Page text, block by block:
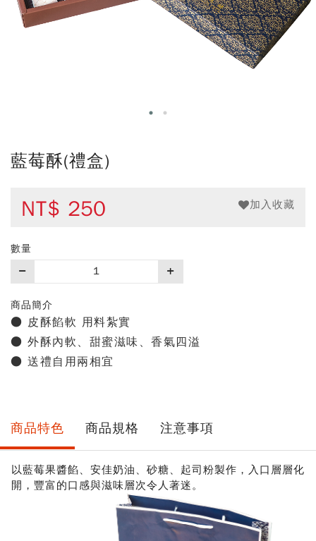
藍莓酥(禮盒)
NT$ 250 加入收藏
數量
買
數
量
商品簡介
● 皮酥餡軟 用料紮實
● 外酥內軟、甜蜜滋味、香氣四溢
● 送禮自用兩相宜
商品特色 商品規格 注意事項
以藍莓果醬餡、安佳奶油、砂糖、起司粉製作，入口層層化
開，豐富的口感與滋味層次令人著迷。